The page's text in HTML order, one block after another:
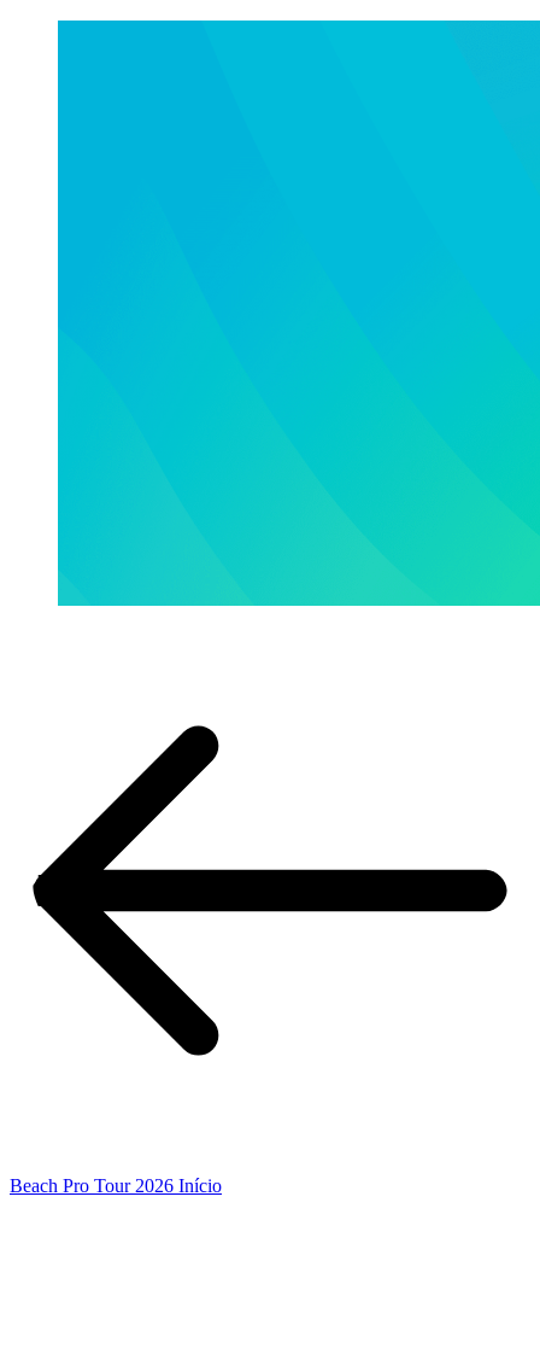
Beach Pro Tour 2026 Início